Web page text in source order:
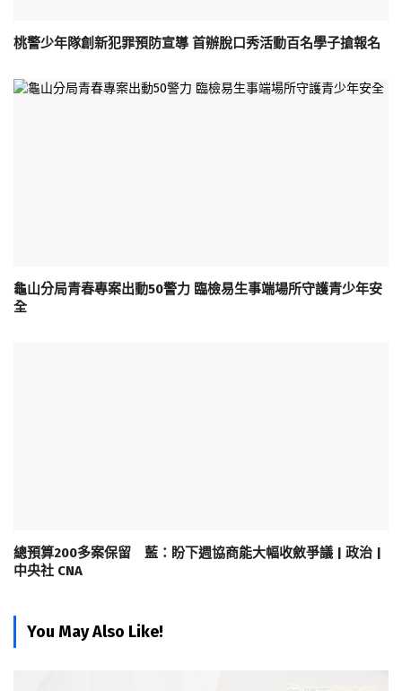
桃警少年隊創新犯罪預防宣導 首辦脫口秀活動百名學子搶報名
龜山分局青春專案出動50警力 臨檢易生事端場所守護青少年安
全
總預算200多案保留 藍：盼下週協商能大幅收斂爭議 | 政治 |
中央社 CNA
You May Also Like!